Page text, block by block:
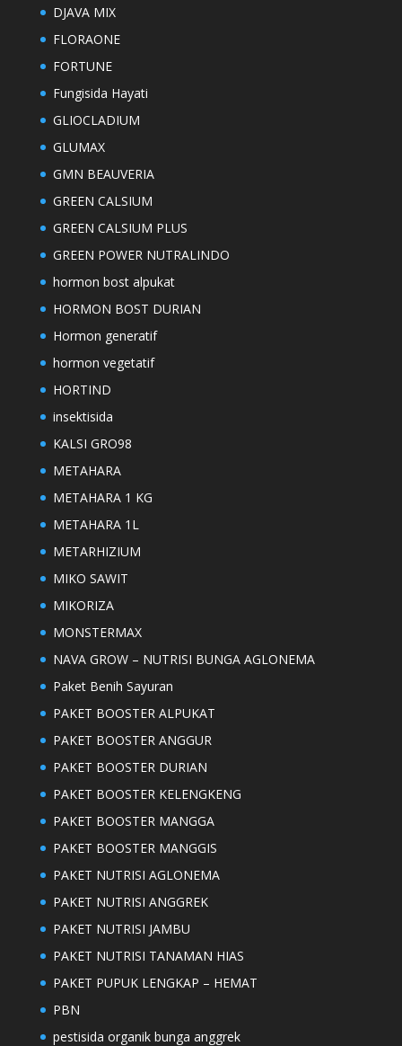
DJAVA MIX
FLORAONE
FORTUNE
Fungisida Hayati
GLIOCLADIUM
GLUMAX
GMN BEAUVERIA
GREEN CALSIUM
GREEN CALSIUM PLUS
GREEN POWER NUTRALINDO
hormon bost alpukat
HORMON BOST DURIAN
Hormon generatif
hormon vegetatif
HORTIND
insektisida
KALSI GRO98
METAHARA
METAHARA 1 KG
METAHARA 1L
METARHIZIUM
MIKO SAWIT
MIKORIZA
MONSTERMAX
NAVA GROW – NUTRISI BUNGA AGLONEMA
Paket Benih Sayuran
PAKET BOOSTER ALPUKAT
PAKET BOOSTER ANGGUR
PAKET BOOSTER DURIAN
PAKET BOOSTER KELENGKENG
PAKET BOOSTER MANGGA
PAKET BOOSTER MANGGIS
PAKET NUTRISI AGLONEMA
PAKET NUTRISI ANGGREK
PAKET NUTRISI JAMBU
PAKET NUTRISI TANAMAN HIAS
PAKET PUPUK LENGKAP – HEMAT
PBN
pestisida organik bunga anggrek